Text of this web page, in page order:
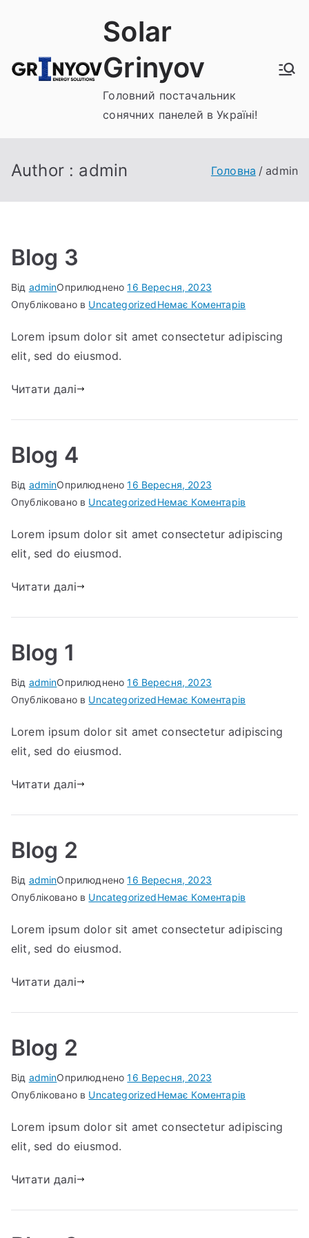
Solar
Grinyov
Головний постачальник
сонячних панелей в Україні!
Author : admin Головна admin
Blog 3
Від adminОприлюднено16 Вересня, 2023
Опубліковано в UncategorizedНемає Коментарів
3
Lorem ipsum dolor sit amet consectetur adipiscing
elit, sed do eiusmod.
Читати далі
Blog 4
Від adminОприлюднено16 Вересня, 2023
Опубліковано в UncategorizedНемає Коментарів
4
Lorem ipsum dolor sit amet consectetur adipiscing
elit, sed do eiusmod.
Читати далі
Blog 1
Від adminОприлюднено16 Вересня, 2023
Опубліковано в UncategorizedНемає Коментарів
1
Lorem ipsum dolor sit amet consectetur adipiscing
elit, sed do eiusmod.
Читати далі
Blog 2
Від adminОприлюднено16 Вересня, 2023
Опубліковано в UncategorizedНемає Коментарів
2
Lorem ipsum dolor sit amet consectetur adipiscing
elit, sed do eiusmod.
Читати далі
Blog 2
Від adminОприлюднено16 Вересня, 2023
Опубліковано в UncategorizedНемає Коментарів
2
Lorem ipsum dolor sit amet consectetur adipiscing
elit, sed do eiusmod.
Читати далі